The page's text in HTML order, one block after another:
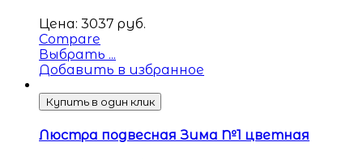
Цена: 3037 руб.
Compare
Выбрать ...
Добавить в избранное
Купить в один клик
Люстра подвесная Зима №1 цветная